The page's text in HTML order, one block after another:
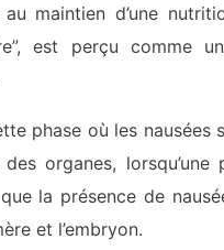
maintien d’une
est perçu comme
phase où les nausées
organes, lorsqu’une
la présence de
et l’embryon.